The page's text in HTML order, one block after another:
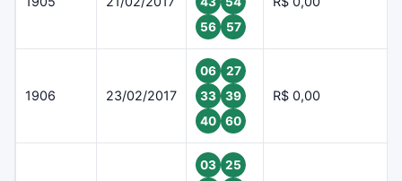
56
57
1906 23/02/2017
06
27
33
39
40
60
R$ 0,00
03
25